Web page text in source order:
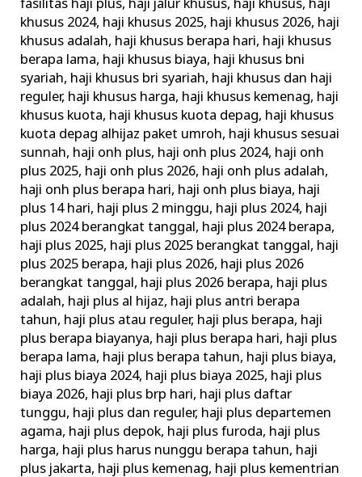
fasilitas haji plus, haji jalur khusus, haji khusus, haji
khusus 2024, haji khusus 2025, haji khusus 2026, haji
khusus adalah, haji khusus berapa hari, haji khusus
berapa lama, haji khusus biaya, haji khusus bni
syariah, haji khusus bri syariah, haji khusus dan haji
reguler, haji khusus harga, haji khusus kemenag, haji
khusus kuota, haji khusus kuota depag, haji khusus
kuota depag alhijaz paket umroh, haji khusus sesuai
sunnah, haji onh plus, haji onh plus 2024, haji onh
plus 2025, haji onh plus 2026, haji onh plus adalah,
haji onh plus berapa hari, haji onh plus biaya, haji
plus 14 hari, haji plus 2 minggu, haji plus 2024, haji
plus 2024 berangkat tanggal, haji plus 2024 berapa,
haji plus 2025, haji plus 2025 berangkat tanggal, haji
plus 2025 berapa, haji plus 2026, haji plus 2026
berangkat tanggal, haji plus 2026 berapa, haji plus
adalah, haji plus al hijaz, haji plus antri berapa
tahun, haji plus atau reguler, haji plus berapa, haji
plus berapa biayanya, haji plus berapa hari, haji plus
berapa lama, haji plus berapa tahun, haji plus biaya,
haji plus biaya 2024, haji plus biaya 2025, haji plus
biaya 2026, haji plus brp hari, haji plus daftar
tunggu, haji plus dan reguler, haji plus departemen
agama, haji plus depok, haji plus furoda, haji plus
harga, haji plus harus nunggu berapa tahun, haji
plus jakarta, haji plus kemenag, haji plus kementrian